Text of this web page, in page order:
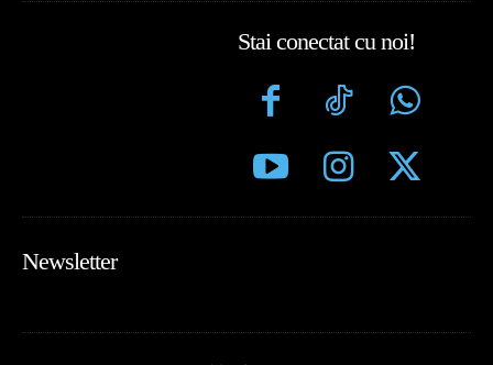
Stai conectat cu noi!
Newsletter